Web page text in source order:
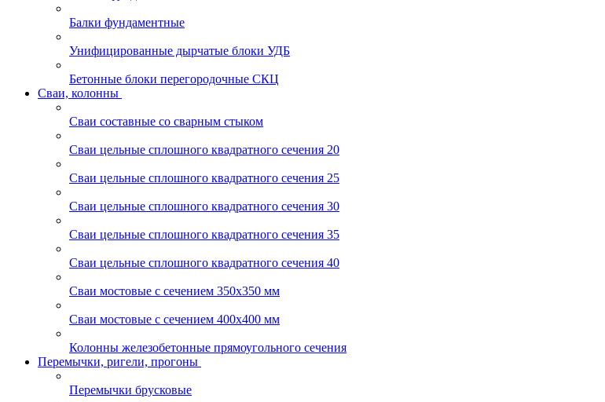
Балки фундаментные
Унифицированные дырчатые блоки УДБ
Бетонные блоки перегородочные СКЦ
Сваи, колонны
Сваи составные со сварным стыком
Сваи цельные сплошного квадратного сечения 20
Сваи цельные сплошного квадратного сечения 25
Сваи цельные сплошного квадратного сечения 30
Сваи цельные сплошного квадратного сечения 35
Сваи цельные сплошного квадратного сечения 40
Сваи мостовые с сечением 350х350 мм
Сваи мостовые с сечением 400х400 мм
Колонны железобетонные прямоугольного сечения
Перемычки, ригели, прогоны
Перемычки брусковые